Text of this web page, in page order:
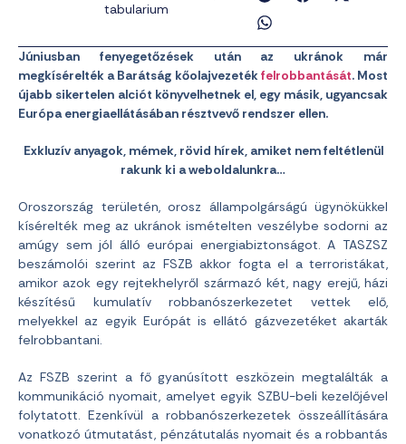
tabularium
Júniusban fenyegetőzések után az ukránok már
megkísérelték a Barátság kőolajvezetékfelrobbantását. Most
újabb sikertelen alciót könyvelhetnek el, egy másik, ugyancsak
Európa energiaellátásában résztvevő rendszer ellen.
Exkluzív anyagok, mémek, rövid hírek, amiket nem feltétlenül
rakunk ki a weboldalunkra…
Oroszország területén, orosz állampolgárságú ügynökükkel
kísérelték meg az ukránok ismételten veszélybe sodorni az
amúgy sem jól álló európai energiabiztonságot. A TASZSZ
beszámolói szerint az FSZB akkor fogta el a terroristákat,
amikor azok egy rejtekhelyről származó két, nagy erejű, házi
készítésű kumulatív robbanószerkezetet vettek elő,
melyekkel az egyik Európát is ellátó gázvezetéket akarták
felrobbantani.
Az FSZB szerint a fő gyanúsított eszközein megtalálták a
kommunikáció nyomait, amelyet egyik SZBU-beli kezelőjével
folytatott. Ezenkívül a robbanószerkezetek összeállítására
vonatkozó útmutatást, pénzátutalás nyomait és a robbantás